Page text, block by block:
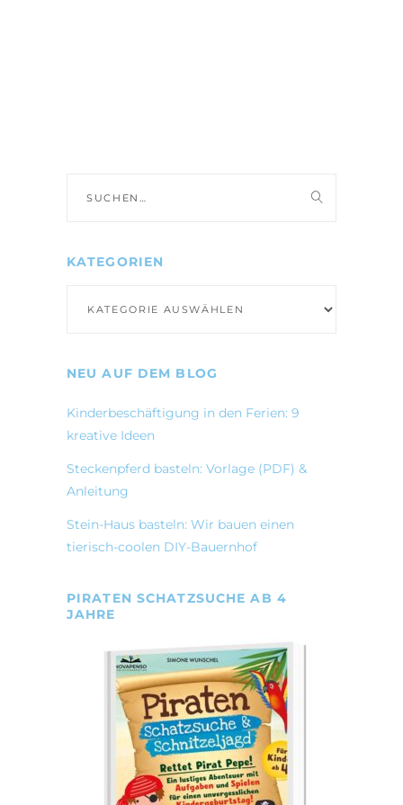
nach:
KATEGORIEN
NEU AUF DEM BLOG
Kinderbeschäftigung in den Ferien: 9
kreative Ideen
Steckenpferd basteln: Vorlage (PDF) &
Anleitung
Stein-Haus basteln: Wir bauen einen
tierisch-coolen DIY-Bauernhof
PIRATEN SCHATZSUCHE AB 4
JAHRE